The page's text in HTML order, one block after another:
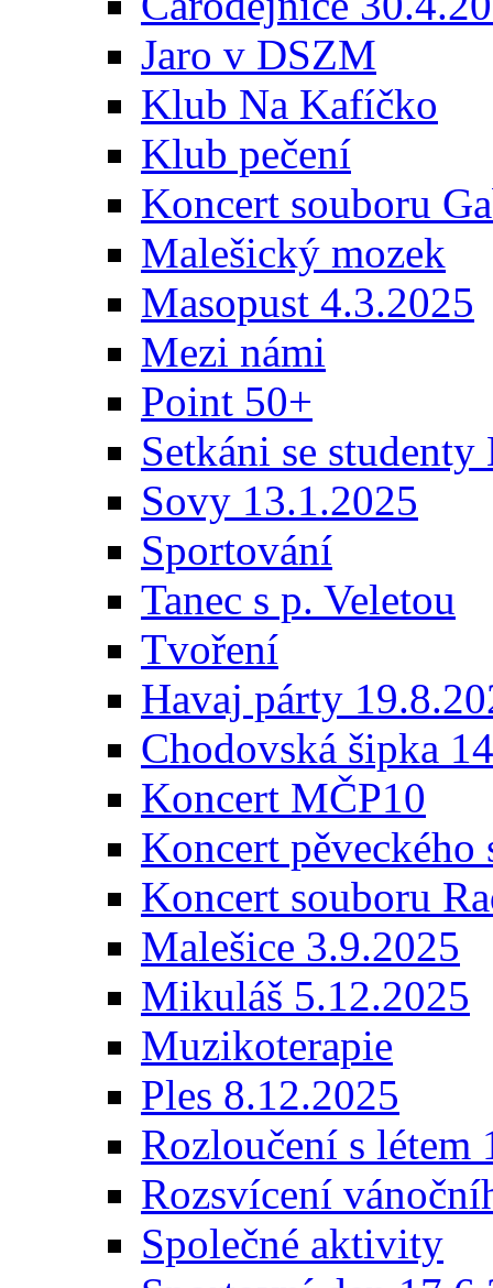
Jaro v DSZM
Klub Na Kafíčko
Klub pečení
Koncert souboru
Malešický mozek
Masopust 4.3.2025
Mezi námi
Point 50+
Setkáni se
Sovy 13.1.2025
Sportování
Tanec s p. Veletou
Tvoření
Havaj párty
Chodovská šipka
Koncert MČP10
Koncert pěveckého
Koncert souboru
Malešice 3.9.2025
Mikuláš 5.12.2025
Muzikoterapie
Ples 8.12.2025
Rozloučení s létem
Rozsvícení
Společné aktivity